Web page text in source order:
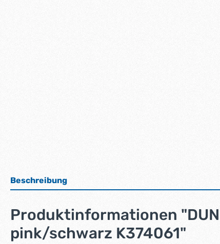
Beschreibung
Produktinformationen
pink/schwarz K374061"